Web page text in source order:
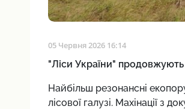
05 Червня 2026 16:14
"Ліси України"
Найбільш резонансні
лісової галузі. Махінації з